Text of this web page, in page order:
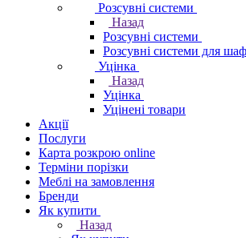
Розсувні системи
Назад
Розсувні системи
Розсувні системи для
Уцінка
Назад
Уцінка
Уцінені товари
Акції
Послуги
Карта розкрою online
Терміни порізки
Меблі на замовлення
Бренди
Як купити
Назад